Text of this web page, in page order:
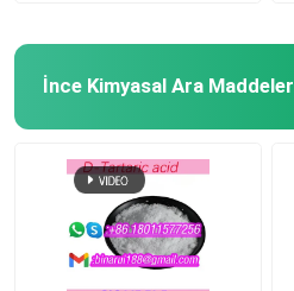
İnce Kimyasal Ara Maddeler